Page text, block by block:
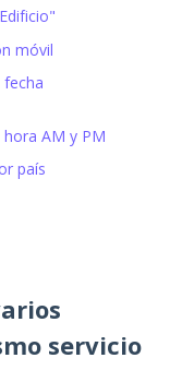
móvil
AM y PM
país
servicio